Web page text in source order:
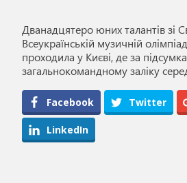
Дванадцятеро юних талантів зі
Всеукраїнській музичній
проходила у Києві, де за
загальнокомандному заліку
Facebook Twitter
LinkedIn